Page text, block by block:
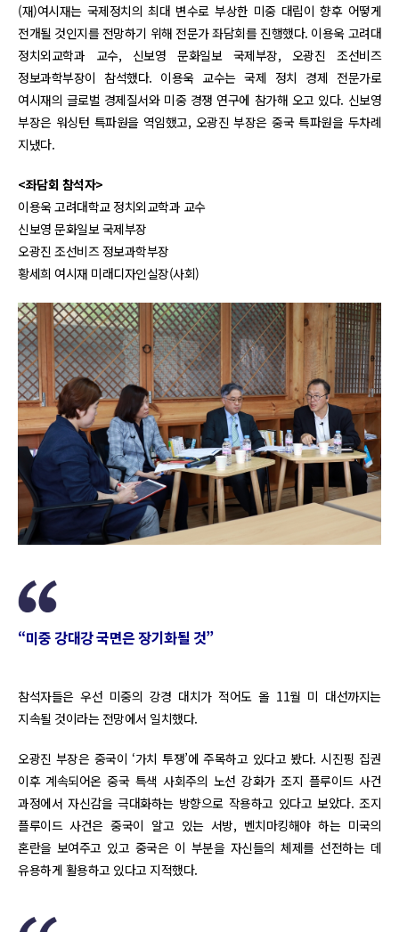
(재)여시재는 국제정치의 최대 변수로 부상한 미중 대립이 향후 어떻게
전개될 것인지를 전망하기 위해 전문가 좌담회를 진행했다. 이용욱 고려대
정치외교학과 교수, 신보영 문화일보 국제부장, 오광진 조선비즈
정보과학부장이 참석했다. 이용욱 교수는 국제 정치 경제 전문가로
여시재의 글로벌 경제질서와 미중 경쟁 연구에 참가해 오고 있다. 신보영
부장은 워싱턴 특파원을 역임했고, 오광진 부장은 중국 특파원을 두차례
지냈다.
<좌담회 참석자>
이용욱 고려대학교 정치외교학과 교수
신보영 문화일보 국제부장
오광진 조선비즈 정보과학부장
황세희 여시재 미래디자인실장(사회)
“미중 강대강 국면은 장기화될 것”
참석자들은 우선 미중의 강경 대치가 적어도 올 11월 미 대선까지는
지속될 것이라는 전망에서 일치했다.
오광진 부장은 중국이 ‘가치 투쟁’에 주목하고 있다고 봤다. 시진핑 집권
이후 계속되어온 중국 특색 사회주의 노선 강화가 조지 플루이드 사건
과정에서 자신감을 극대화하는 방향으로 작용하고 있다고 보았다. 조지
플루이드 사건은 중국이 알고 있는 서방, 벤치마킹해야 하는 미국의
혼란을 보여주고 있고 중국은 이 부분을 자신들의 체제를 선전하는 데
유용하게 활용하고 있다고 지적했다.